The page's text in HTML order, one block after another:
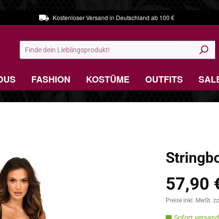
Kostenloser Versand in Deutschland ab 100 €
FASHION KOSTÜME OUTFITS
Regulärer Preis:
57,90
Preise inkl. MwSt.